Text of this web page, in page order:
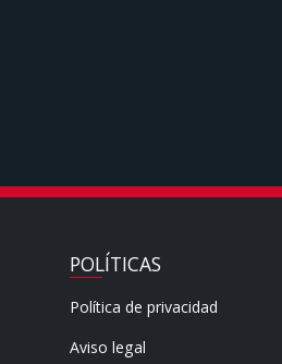
POLÍTICAS
Política de privacidad
Aviso legal